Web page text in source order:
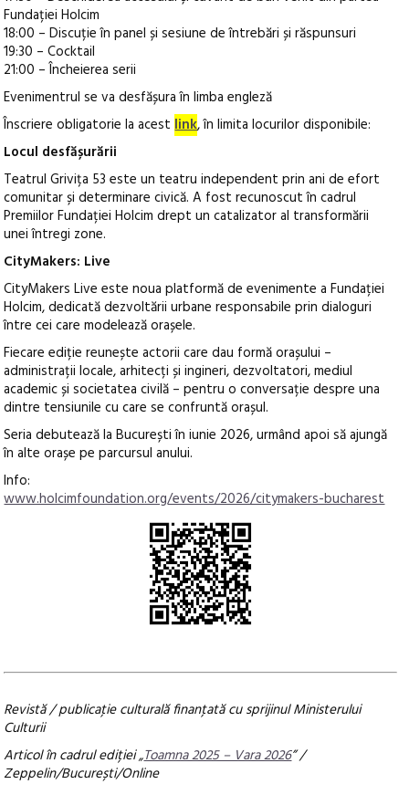
Fundației Holcim
18:00 – Discuție în panel și sesiune de întrebări și răspunsuri
19:30 – Cocktail
21:00 – Încheierea serii
Evenimentrul se va desfășura în limba engleză
Înscriere obligatorie la acestlink, în limita locurilor disponibile:
Locul desfășurării
Teatrul Grivița 53 este un teatru independent prin ani de efort
comunitar și determinare civică. A fost recunoscut în cadrul
Premiilor Fundației Holcim drept un catalizator al transformării
unei întregi zone.
CityMakers: Live
CityMakers Live este noua platformă de evenimente a Fundației
Holcim, dedicată dezvoltării urbane responsabile prin dialoguri
între cei care modelează orașele.
Fiecare ediție reunește actorii care dau formă orașului –
administrații locale, arhitecți și ingineri, dezvoltatori, mediul
academic și societatea civilă – pentru o conversație despre una
dintre tensiunile cu care se confruntă orașul.
Seria debutează la București în iunie 2026, urmând apoi să ajungă
în alte orașe pe parcursul anului.
Info:
www.holcimfoundation.org/events/2026/citymakers-bucharest
Revistă / publicaţie culturală finanţată cu sprijinul Ministerului
Culturii
Articol în cadrul ediției „Toamna 2025 – Vara 2026” /
Zeppelin/București/Online